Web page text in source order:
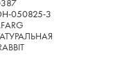
050825-3